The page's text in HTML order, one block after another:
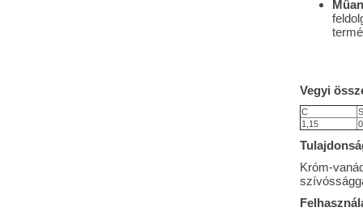
Vegyi
C
1,15
Króm-